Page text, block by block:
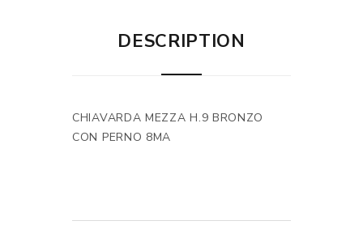
DESCRIPTION
CHIAVARDA MEZZA H.9 BRONZO
CON PERNO 8MA